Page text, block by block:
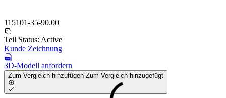
115101-35-90.00
Teil Status: Active
Kunde Zeichnung
3D-Modell anfordern
Zum Vergleich hinzufügen Zum Vergleich hinzugefügt